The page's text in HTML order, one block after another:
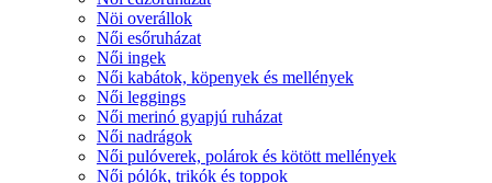
Nöi overállok
Női esőruházat
Női ingek
Női kabátok, köpenyek és mellények
Női leggings
Női merinó gyapjú ruházat
Női nadrágok
Női pulóverek, polárok és kötött mellények
Női pólók, trikók és toppok